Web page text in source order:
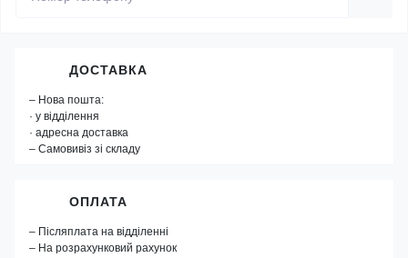
ДОСТАВКА
– Нова пошта:
· у відділення
· адресна доставка
– Самовивіз зі складу
ОПЛАТА
– Післяплата на відділенні
– На розрахунковий рахунок